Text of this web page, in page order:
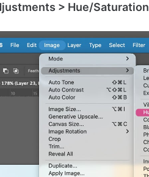
> Hue/Saturation